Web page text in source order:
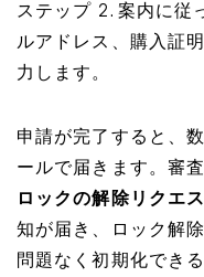
ステップ 2. 案内に従
ルアドレス、購入証
力します。
申請が完了すると、
ールで届きます。審
ロックの解除リクエ
知が届き、ロック解
問題なく初期化でき